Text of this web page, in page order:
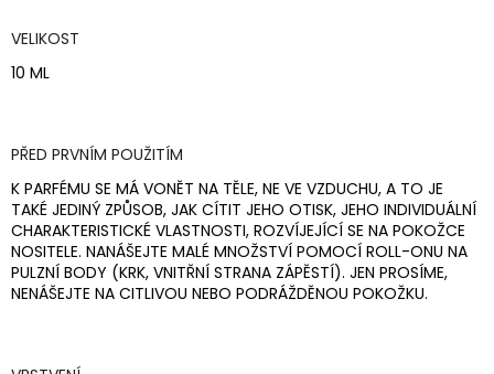
VELIKOST
10 ML
PŘED PRVNÍM POUŽITÍM
K PARFÉMU SE MÁ VONĚT NA TĚLE, NE VE VZDUCHU, A TO JE
TAKÉ JEDINÝ ZPŮSOB, JAK CÍTIT JEHO OTISK, JEHO INDIVIDUÁLNÍ
CHARAKTERISTICKÉ VLASTNOSTI, ROZVÍJEJÍCÍ SE NA POKOŽCE
NOSITELE. NANÁŠEJTE MALÉ MNOŽSTVÍ POMOCÍ ROLL-ONU NA
PULZNÍ BODY (KRK, VNITŘNÍ STRANA ZÁPĚSTÍ). JEN PROSÍME,
NENÁŠEJTE NA CITLIVOU NEBO PODRÁŽDĚNOU POKOŽKU.